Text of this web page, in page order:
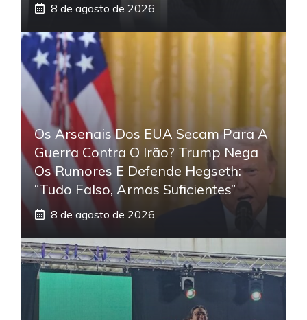
8 de agosto de 2026
Os Arsenais Dos EUA Secam Para A
Guerra Contra O Irão? Trump Nega
Os Rumores E Defende Hegseth:
“Tudo Falso, Armas Suficientes”
8 de agosto de 2026